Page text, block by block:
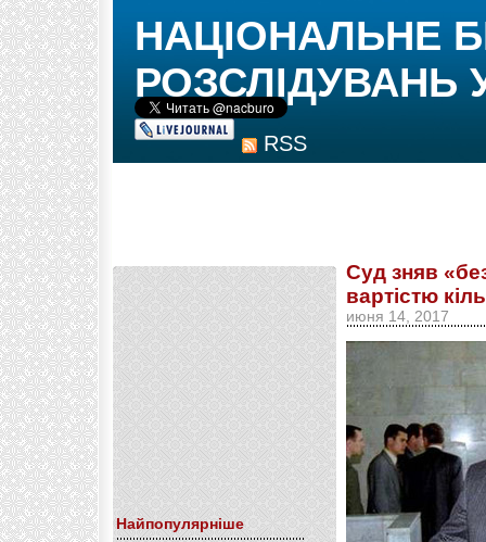
RSS
НАЦІОНАЛЬНЕ
РОЗСЛІДУВАНЬ
Найпопулярніше
Суд зняв
вартістю
июня 14, 2017